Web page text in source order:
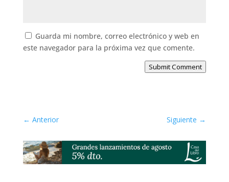
Guarda mi nombre, correo electrónico y web en
este navegador para la próxima vez que comente.
Submit Comment
← Anterior Siguiente →